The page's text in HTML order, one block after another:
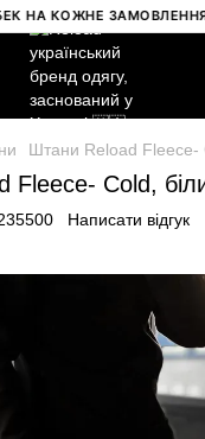
КОЖНЕ ЗАМОВЛЕННЯ
Штани Reload Fleece-
Fleece- Cold,
Написати відгук